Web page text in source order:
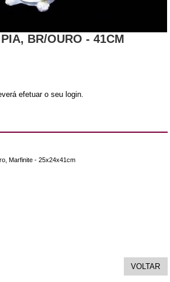
BR/OURO - 41CM
efetuar o seu login.
Marfinite - 25x24x41cm